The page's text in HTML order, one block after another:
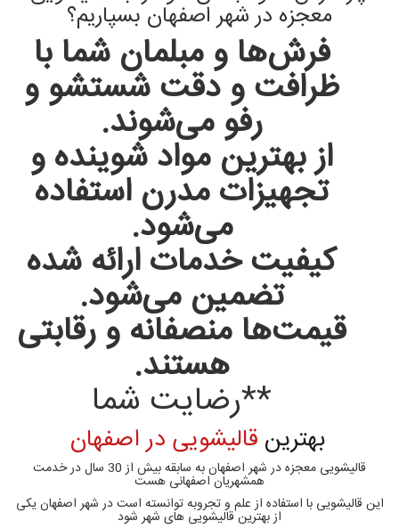
معجزه در شهر اصفهان بسپاریم؟
فرش‌ها و مبلمان شما با
ظرافت و دقت شستشو و
رفو می‌شوند.
از بهترین مواد شوینده و
تجهیزات مدرن استفاده
می‌شود.
کیفیت خدمات ارائه شده
تضمین می‌شود.
قیمت‌ها منصفانه و رقابتی
هستند.
**رضایت شما
بهترین قالیشویی در اصفهان
قالیشویی معجزه در شهر اصفهان به سابقه بیش از 30 سال در خدمت
همشهریان اصفهانی هست
این قالیشویی با استفاده از علم و تجروبه توانسته است در شهر اصفهان یکی
از بهترین قالیشویی های شهر شود